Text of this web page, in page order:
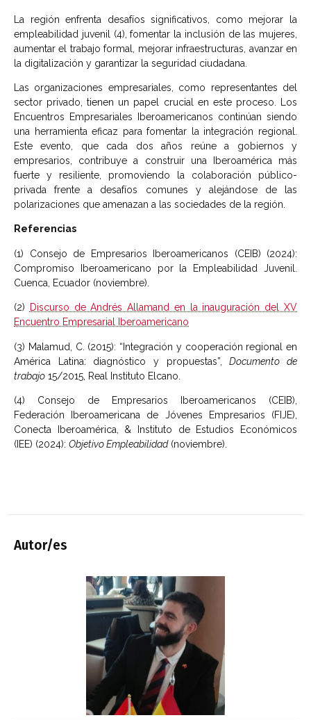
La región enfrenta desafíos significativos, como mejorar la
empleabilidad juvenil (4), fomentar la inclusión de las mujeres,
aumentar el trabajo formal, mejorar infraestructuras, avanzar en
la digitalización y garantizar la seguridad ciudadana.
Las organizaciones empresariales, como representantes del
sector privado, tienen un papel crucial en este proceso. Los
Encuentros Empresariales Iberoamericanos continúan siendo
una herramienta eficaz para fomentar la integración regional.
Este evento, que cada dos años reúne a gobiernos y
empresarios, contribuye a construir una Iberoamérica más
fuerte y resiliente, promoviendo la colaboración público-
privada frente a desafíos comunes y alejándose de las
polarizaciones que amenazan a las sociedades de la región.
Referencias
(1) Consejo de Empresarios Iberoamericanos (CEIB) (2024):
Compromiso Iberoamericano por la Empleabilidad Juvenil.
Cuenca, Ecuador (noviembre).
(2)
Discurso de Andrés Allamand en la inauguración del XV
Encuentro Empresarial Iberoamericano
(3) Malamud, C. (2015): “Integración y cooperación regional en
América Latina: diagnóstico y propuestas”,Documento de
trabajo 15/2015, Real Instituto Elcano.
(4) Consejo de Empresarios Iberoamericanos (CEIB),
Federación Iberoamericana de Jóvenes Empresarios (FIJE),
Conecta Iberoamérica, & Instituto de Estudios Económicos
(IEE) (2024): Objetivo Empleabilidad(noviembre).
Autor/es